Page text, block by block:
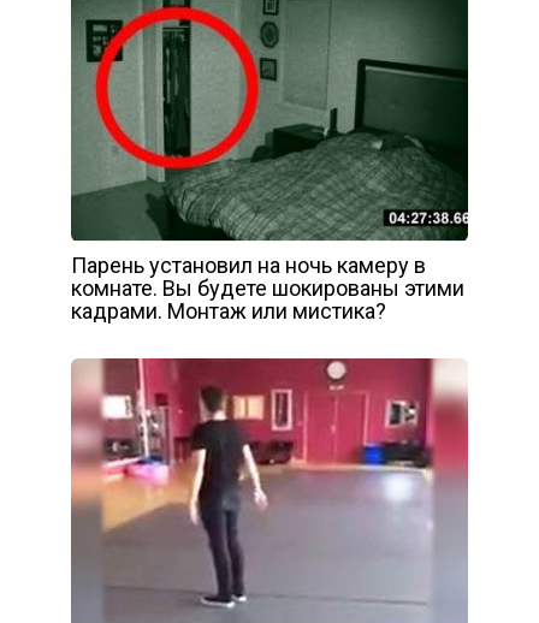
Парень установил на ночь камеру в
комнате. Вы будете шокированы этими
кадрами. Монтаж или мистика?